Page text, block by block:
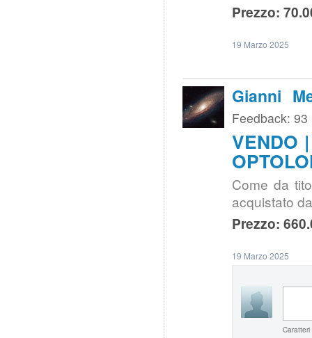
Prezzo:
19 Marzo 2025
Gianni
Feedback: 93
VENDO
Come da
acquistato
Prezzo:
19 Marzo 2025